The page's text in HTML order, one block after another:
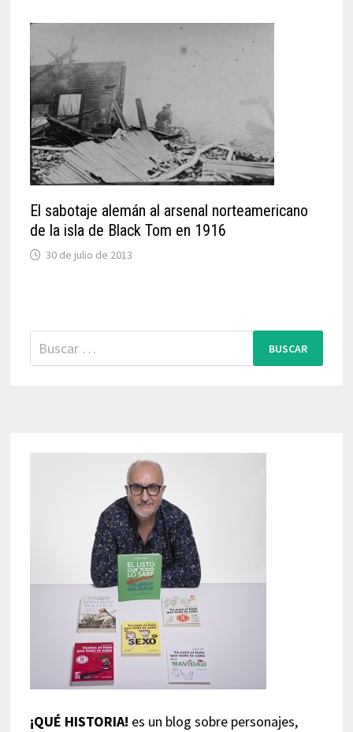
El sabotaje alemán al arsenal norteamericano
de la isla de Black Tom en 1916
30 de julio de 2013
Buscar:
¡QUÉ HISTORIA! es un blog sobre personajes,